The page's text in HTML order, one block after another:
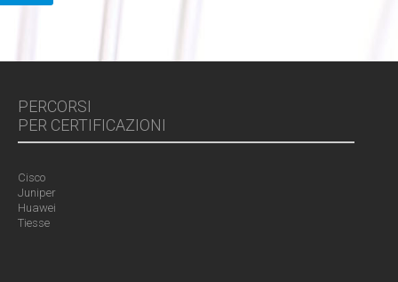
PERCORSI
PER CERTIFICAZIONI
Cisco
Juniper
Huawei
Tiesse